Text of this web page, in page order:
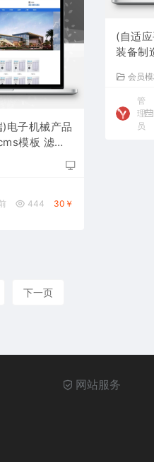
电子机械产品
模板 滤芯
444 30￥
(自适
装备制
ms模
码下载
会员模
管
理
员
下一页
网站服务